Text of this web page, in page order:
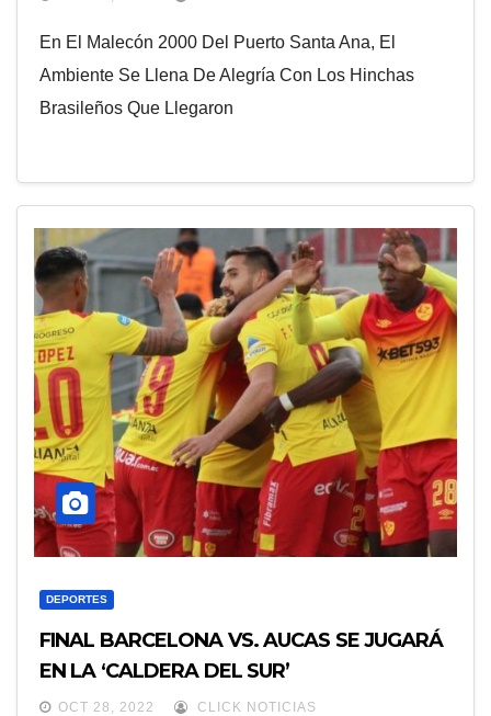
En El Malecón 2000 Del Puerto Santa Ana, El
Ambiente Se Llena De Alegría Con Los Hinchas
Brasileños Que Llegaron
DEPORTES
FINAL BARCELONA VS. AUCAS SE JUGARÁ
EN LA ‘CALDERA DEL SUR’
OCT 28, 2022 CLICK NOTICIAS